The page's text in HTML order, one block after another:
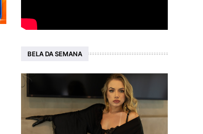
BELA DA SEMANA